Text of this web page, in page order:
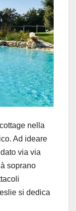
nella
Ad ideare
via via
soprano
si dedica